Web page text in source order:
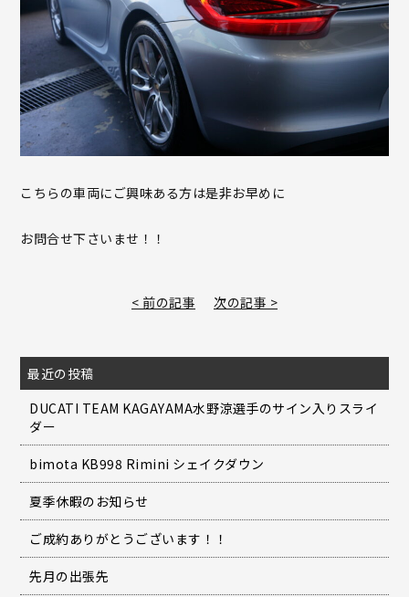
こちらの車両にご興味ある方は是非お早めに
お問合せ下さいませ！！
< 前の記事 次の記事 >
最近の投稿
DUCATI TEAM KAGAYAMA水野涼選手のサイン入りスライ
ダー
bimota KB998 Rimini シェイクダウン
夏季休暇のお知らせ
ご成約ありがとうございます！！
先月の出張先